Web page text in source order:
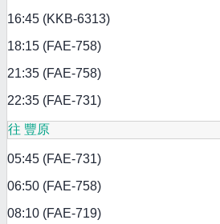
16:45 (KKB-6313)
18:15 (FAE-758)
21:35 (FAE-758)
22:35 (FAE-731)
往 豐原
05:45 (FAE-731)
06:50 (FAE-758)
08:10 (FAE-719)